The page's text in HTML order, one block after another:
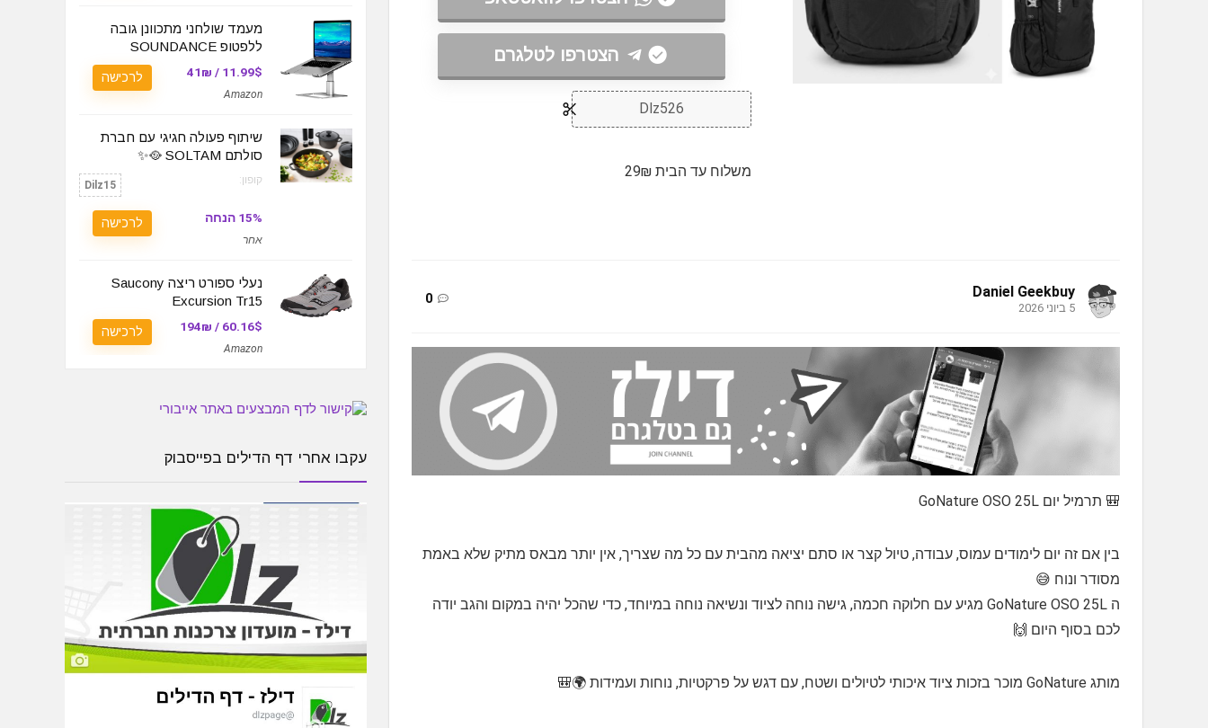
הצטרפו לטלגרם
Dlz526
משלוח עד הבית 29₪
Daniel Geekbuy
5 ביוני 2026
0
🎒 תרמיל יום GoNature OSO 25L
בין אם זה יום לימודים עמוס, עבודה, טיול קצר או סתם יציאה מהבית עם כל מה שצריך, אין יותר מבאס מתיק שלא באמת
מסודר ונוח 😅
ה GoNature OSO 25L מגיע עם חלוקה חכמה, גישה נוחה לציוד ונשיאה נוחה במיוחד, כדי שהכל יהיה במקום והגב יודה
לכם בסוף היום 🙌
מותג GoNature מוכר בזכות ציוד איכותי לטיולים ושטח, עם דגש על פרקטיות, נוחות ועמידות 🌍🎒
מעמד שולחני מתכוונן גובה
ללפטופ SOUNDANCE
11.99$ / 41₪
Amazon
לרכישה
שיתוף פעולה חגיגי עם חברת
סולתם SOLTAM 🥘✨
קופון: Dilz15
15% הנחה
אחר
לרכישה
נעלי ספורט ריצה Saucony
Excursion Tr15
60.16$ / 194₪
Amazon
לרכישה
עקבו אחרי דף הדילים בפייסבוק